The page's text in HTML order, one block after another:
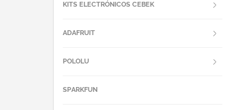
KITS ELECTRÓNICOS CEBEK
ADAFRUIT
POLOLU
SPARKFUN